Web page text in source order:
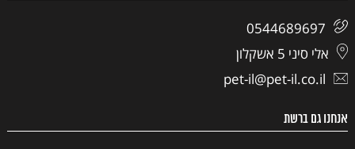
0544689697
אלי סיני 5 אשקלון
pet-il@pet-il.co.il
אנחנו גם ברשת